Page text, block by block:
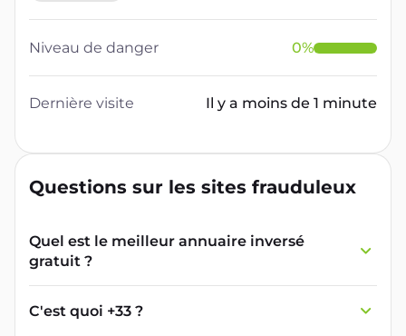
Niveau de danger 0%
Dernière visite Il y a moins de 1 minute
Questions sur les sites frauduleux
Quel est le meilleur annuaire inversé
gratuit ?
France Verif inclut une fonctionnalité de
recherche de numéro inversée qui est efficace
et gratuite pour identifier les appelants
C'est quoi +33 ?
L'indicatif +33 est le code téléphonique